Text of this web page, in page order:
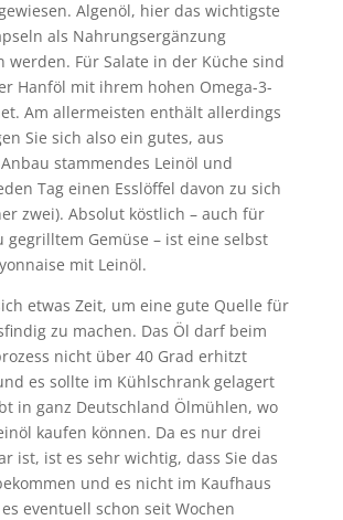
Algenöl, hier das wichtigste
als Nahrungsergänzung
werden. Für Salate in der Küche sind
Hanföl mit ihrem hohen Omega-3-
Am allermeisten enthält allerdings
Sie sich also ein gutes, aus
stammendes Leinöl und
Tag einen Esslöffel davon zu sich
zwei). Absolut köstlich – auch für
gegrilltem Gemüse – ist eine selbst
mit Leinöl.
etwas Zeit, um eine gute Quelle für
zu machen. Das Öl darf beim
nicht über 40 Grad erhitzt
es sollte im Kühlschrank gelagert
in ganz Deutschland Ölmühlen, wo
kaufen können. Da es nur drei
ist, ist es sehr wichtig, dass Sie das
und es nicht im Kaufhaus
eventuell schon seit Wochen